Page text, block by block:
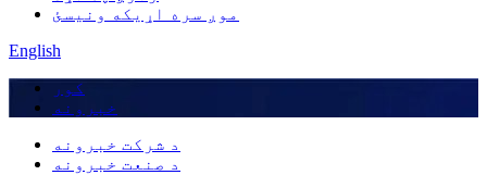
موږ سره اړیکه ونیسئ
English
کور
خبرونه
د شرکت خبرونه
د صنعت خبرونه